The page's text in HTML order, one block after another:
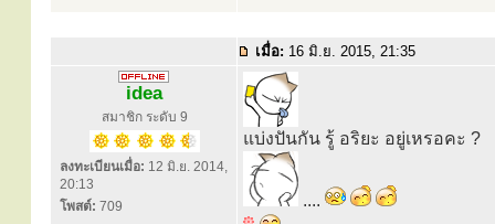
เมื่อ: 16 มิ.ย. 2015, 21:35
idea
สมาชิก ระดับ 9
ลงทะเบียนเมื่อ: 12 มิ.ย. 2014,
20:13
โพสต์: 709
แบ่งปันกัน รู้ อริยะ อยู่เหรอคะ ?
....